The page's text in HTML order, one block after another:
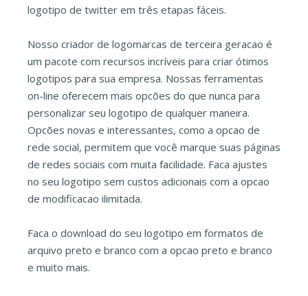
logotipo de twitter em três etapas fáceis.
Nosso criador de logomarcas de terceira geracao é
um pacote com recursos incríveis para criar ótimos
logotipos para sua empresa. Nossas ferramentas
on-line oferecem mais opcões do que nunca para
personalizar seu logotipo de qualquer maneira.
Opcões novas e interessantes, como a opcao de
rede social, permitem que você marque suas páginas
de redes sociais com muita facilidade. Faca ajustes
no seu logotipo sem custos adicionais com a opcao
de modificacao ilimitada.
Faca o download do seu logotipo em formatos de
arquivo preto e branco com a opcao preto e branco
e muito mais.